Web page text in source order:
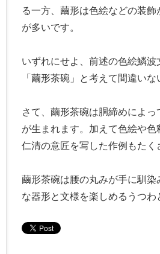
る一方、繭形は色絵などの装飾
が多いです。
いずれにせよ、前述の色絵鱗波
「繭形茶碗」と考えて間違いな
さて、繭形茶碗は胴締めによっ
が生まれます。加えて色絵や色
仁清の意匠を写した作例もたく
繭形茶碗は腰の丸みが手に馴染
な器形と文様を楽しめるうつわ